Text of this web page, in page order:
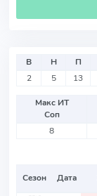
В Н П
2
5 13
Макс ИТ
Соп
8
Сезон Дата